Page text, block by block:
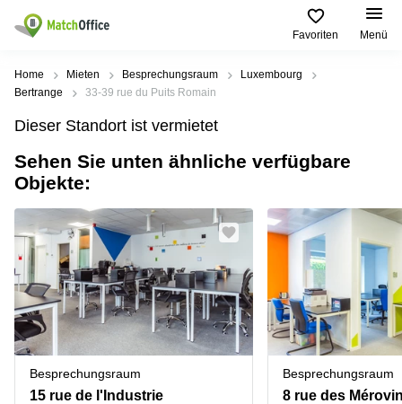
Favoriten Menü
Mieten / Vermieten
Pages
de
Bureau
d’affaires
Coworking
Salles
de
réunion
Bureau
virtuel
Villes
Populaires
Luxembourg
Alzette
Senningerberg
Bertrange
Sandweiler
Recherches
populaires
Сoworking
Luxembourg
Salle de
réunion
Luxembourg
Coworking
Bertrange
Centre
d'affaires
Luxembourg
Bureaux
Hilfe
Über uns
Büro vermieten
Preis
Log-in
Sprache wählen
Luxembourg
Home Mieten Besprechungsraum
Luxembourg
Bertrange
33-39 rue du Puits Romain
Dieser Standort ist vermietet
Sehen Sie unten ähnliche verfügbare
Objekte:
Besprechungsraum
15 rue de l'Industrie
Besprechungsraum
8 rue des